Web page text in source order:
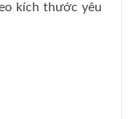
kích thước yêu